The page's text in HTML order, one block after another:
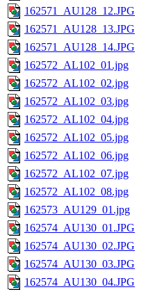
162571_AU128_12.JPG
162571_AU128_13.JPG
162571_AU128_14.JPG
162572_AL102_01.jpg
162572_AL102_02.jpg
162572_AL102_03.jpg
162572_AL102_04.jpg
162572_AL102_05.jpg
162572_AL102_06.jpg
162572_AL102_07.jpg
162572_AL102_08.jpg
162573_AU129_01.jpg
162574_AU130_01.JPG
162574_AU130_02.JPG
162574_AU130_03.JPG
162574_AU130_04.JPG